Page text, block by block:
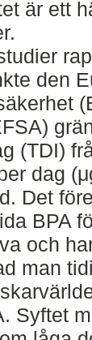
är ett
den
(TDI)
dag
Det
BPA
och
man
Syftet